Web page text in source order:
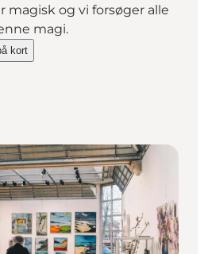
magisk og vi forsøger alle
magi.
Værksted"
kort
Grafiske Værksted on_map